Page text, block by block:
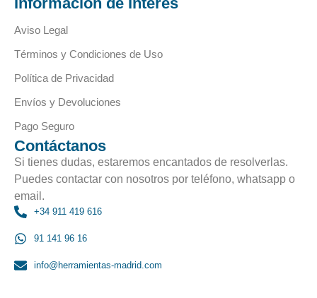
Aviso Legal
Términos y Condiciones de Uso
Política de Privacidad
Envíos y Devoluciones
Pago Seguro
Contáctanos
Si tienes dudas, estaremos encantados de resolverlas.
Puedes contactar con nosotros por teléfono, whatsapp o
email.
+34 911 419 616
91 141 96 16
info@herramientas-madrid.com